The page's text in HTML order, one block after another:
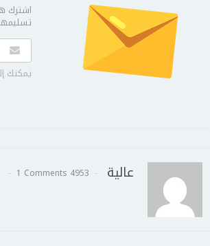
اشترك
يمكنك
عالية 4953 Posts
1 Comments